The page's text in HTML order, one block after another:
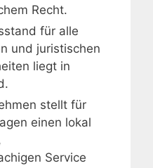
Recht.
für alle
und juristischen
liegt in
stellt für
einen lokal
Service